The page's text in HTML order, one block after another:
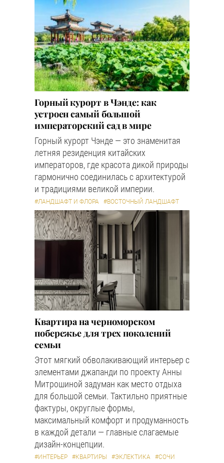
Горный курорт в Чэнде: как
устроен самый большой
императорский сад в мире
Горный курорт Чэнде — это знаменитая
летняя резиденция китайских
императоров, где красота дикой природы
гармонично соединилась с архитектурой
и традициями великой империи.
#ЛАНДШАФТ И ФЛОРА #ВОСТОЧНЫЙ ЛАНДШАФТ
Квартира на черноморском
побережье для трех поколений
семьи
Этот мягкий обволакивающий интерьер с
элементами джапанди по проекту Анны
Митрошиной задуман как место отдыха
для большой семьи. Тактильно приятные
фактуры, округлые формы,
максимальный комфорт и продуманность
в каждой детали — главные слагаемые
дизайн-концепции.
#ИНТЕРЬЕР #КВАРТИРЫ #ЭКЛЕКТИКА #СОЧИ